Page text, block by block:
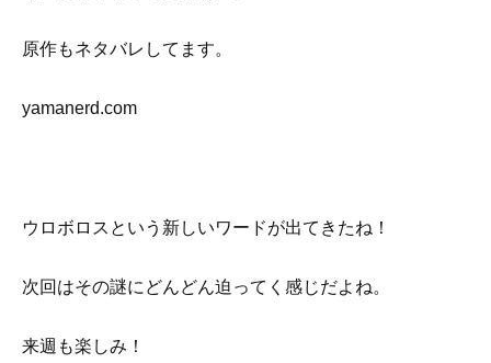
原作もネタバレしてます。
yamanerd.com
ウロボロスという新しいワードが出てきたね！
次回はその謎にどんどん迫ってく感じだよね。
来週も楽しみ！